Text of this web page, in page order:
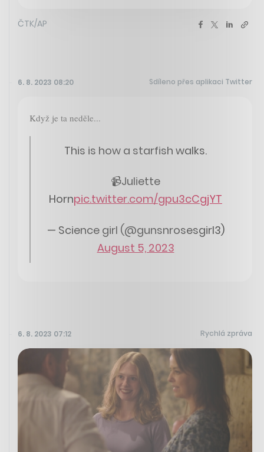
ČTK/AP
6. 8. 2023 08:20 Sdíleno přes aplikaci Twitter
Když je ta neděle...
This is how a starfish walks.
📹Juliette
Hornpic.twitter.com/gpu3cCgjYT
— Science girl (@gunsnrosesgirl3)
August 5, 2023
6. 8. 2023 07:12 Rychlá zpráva